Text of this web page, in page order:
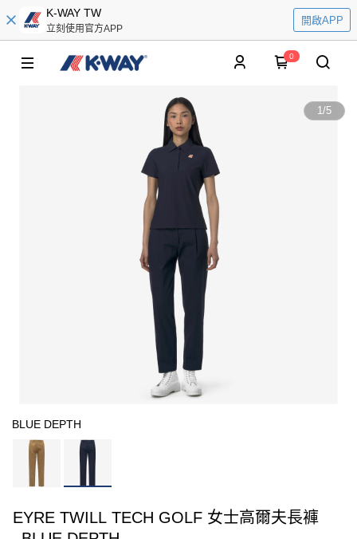
K-WAY TW
立刻使用官方APP
開啟APP
0
1/5
BLUE DEPTH
EYRE TWILL TECH GOLF 女士高爾夫長褲